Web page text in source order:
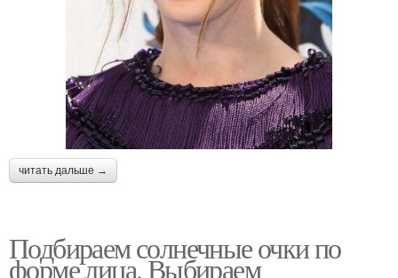
читать дальше →
Подбираем солнечные очки по
форме лица. Выбираем